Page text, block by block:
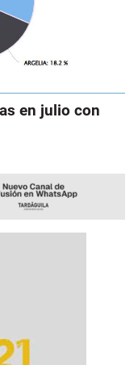
en julio con